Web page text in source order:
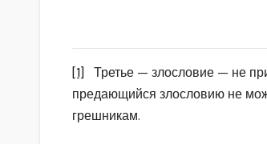
[1] Третье — злословие — не
предающийся злословию не
грешникам.